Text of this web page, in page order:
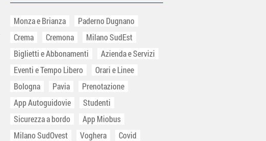
Monza e Brianza
Paderno Dugnano
Crema
Cremona
Milano SudEst
Biglietti e Abbonamenti
Azienda e Servizi
Eventi e Tempo Libero
Orari e Linee
Bologna
Pavia
Prenotazione
App Autoguidovie
Studenti
Sicurezza a bordo
App Miobus
Milano SudOvest
Voghera
Covid